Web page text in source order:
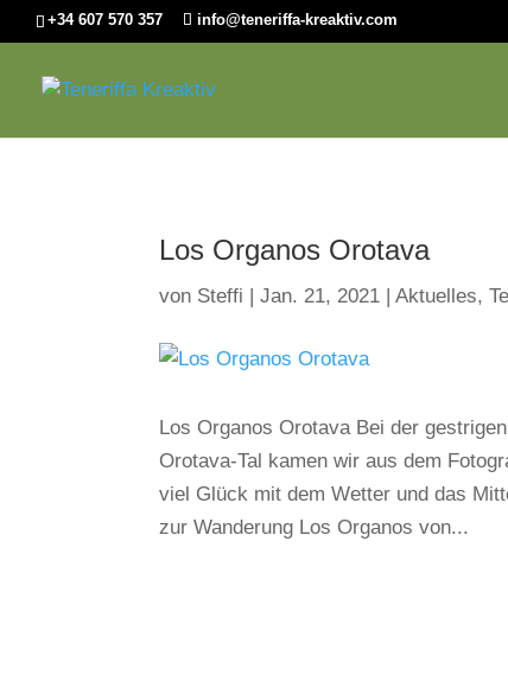
+34 607 570 357 info@teneriffa-kreaktiv.com
Los Organos Orotava
von Steffi |Jan. 21, 2021 |Aktuelles,
Los Organos Orotava Bei der
Orotava-Tal kamen wir aus dem
viel Glück mit dem Wetter und das
zur Wanderung Los Organos von...